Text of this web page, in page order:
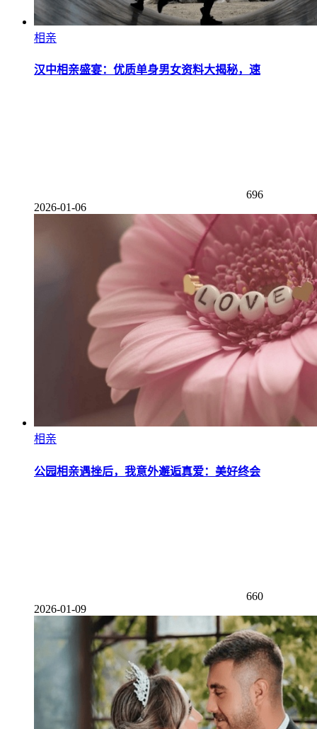
相亲
汉中相亲盛宴：优质单身男女资料大揭秘，速
696
2026-01-06
相亲
公园相亲遇挫后，我意外邂逅真爱：美好终会
660
2026-01-09